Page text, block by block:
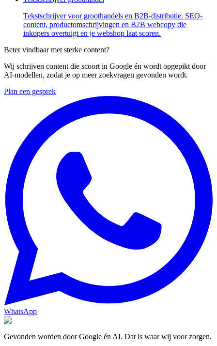
Tekstschrijver voor groothandels en B2B-distributie. SEO-
content, productomschrijvingen en B2B webcopy die
inkopers overtuigt en je webshop laat scoren.
Beter vindbaar met sterke content?
Wij schrijven content die scoort in Google én wordt opgepikt door
AI-modellen, zodat je op meer zoekvragen gevonden wordt.
Plan een gesprek
WhatsApp
Gevonden worden door Google én AI. Dat is waar wij voor zorgen.